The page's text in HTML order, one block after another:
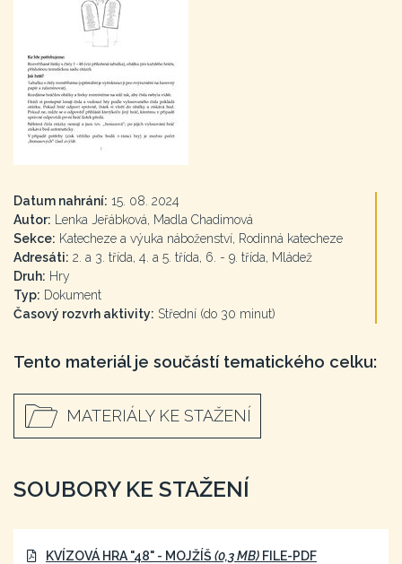
Datum nahrání: 15. 08. 2024
Autor: Lenka Jeřábková, Madla Chadimová
Sekce: Katecheze a výuka náboženství, Rodinná katecheze
Adresáti: 2. a 3. třída, 4. a 5. třída, 6. - 9. třída, Mládež
Druh: Hry
Typ: Dokument
Časový rozvrh aktivity: Střední (do 30 minut)
Tento materiál je součástí tematického celku:
MATERIÁLY KE STAŽENÍ
SOUBORY KE STAŽENÍ
KVÍZOVÁ HRA "48" - MOJŽÍŠ (0,3 MB) FILE-PDF